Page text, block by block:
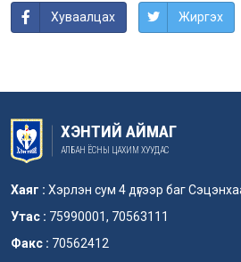
Хуваалцах Жиргэх
ХЭНТИЙ АЙМАГ
АЛБАН ЁСНЫ ЦАХИМ ХУУДАС
Хаяг : Хэрлэн сум 4 дүгээр баг
Утас : 75990001, 70563111
Факс : 70562412